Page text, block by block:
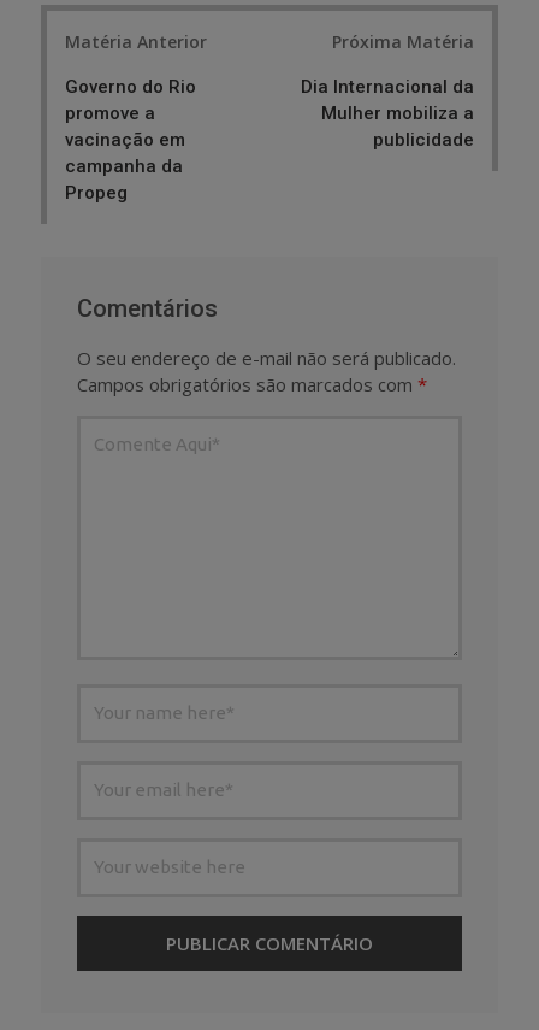
Matéria Anterior
Governo do Rio
promove a
vacinação em
campanha da
Propeg
Próxima Matéria
Dia Internacional da
Mulher mobiliza a
publicidade
Comentários
O seu endereço de e-mail não será publicado.
Campos obrigatórios são marcados com *